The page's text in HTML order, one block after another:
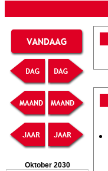
Oktober 2030